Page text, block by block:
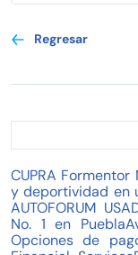
Regresar
CUPRA Formentor
y deportividad en
AUTOFORUM
No. 1 en
Opciones de